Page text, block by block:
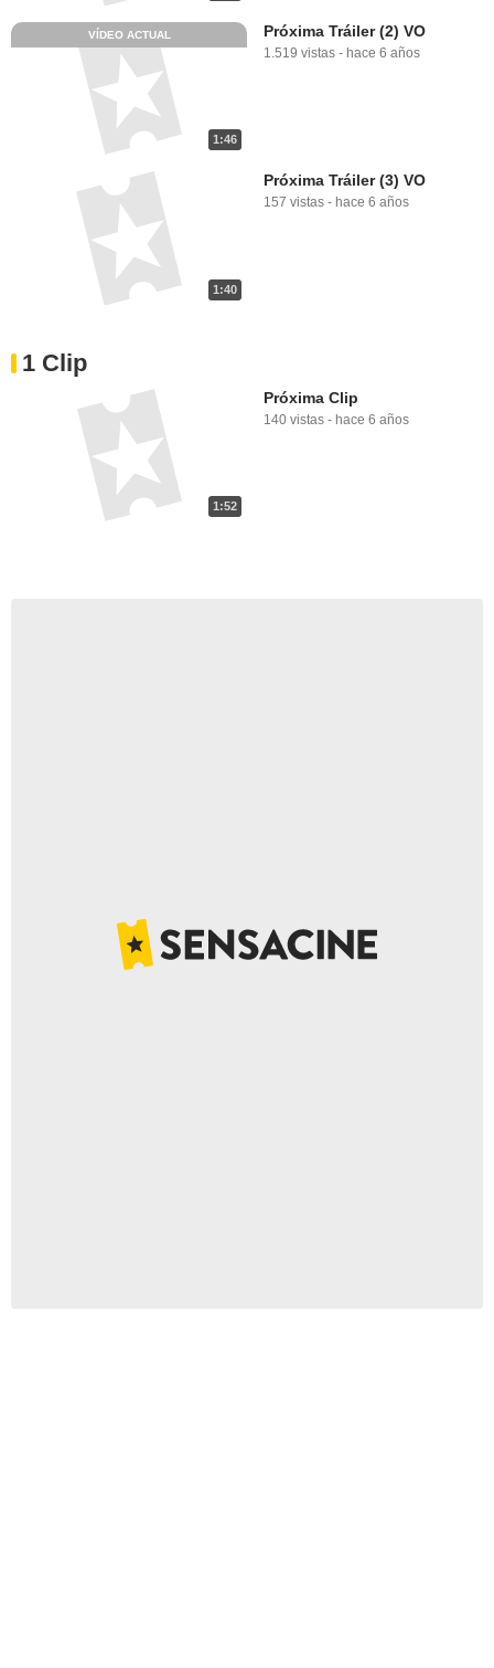
1:46
VÍDEO ACTUAL Próxima Tráiler (2) VO
1.519 vistas - hace 6 años
1:40
Próxima Tráiler (3) VO
157 vistas - hace 6 años
1 Clip
1:52
Próxima Clip
140 vistas - hace 6 años